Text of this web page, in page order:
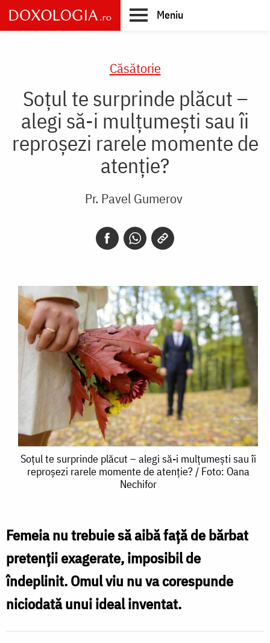
Skip
to
main
Meniu
Căsătorie
Soțul te surprinde plăcut –
alegi să-i mulțumești sau îi
reproșezi rarele momente de
atenție?
Pr. Pavel Gumerov
Soțul
te
–
alegi
să-
i
Soțul te surprinde plăcut – alegi să-i mulțumești sau îi
reproșezi rarele momente de atenție? / Foto: Oana
Nechifor
Femeia nu trebuie să aibă faţă de bărbat
pretenţii exagerate, imposibil de
îndeplinit. Omul viu nu va corespunde
niciodată unui ideal inventat.